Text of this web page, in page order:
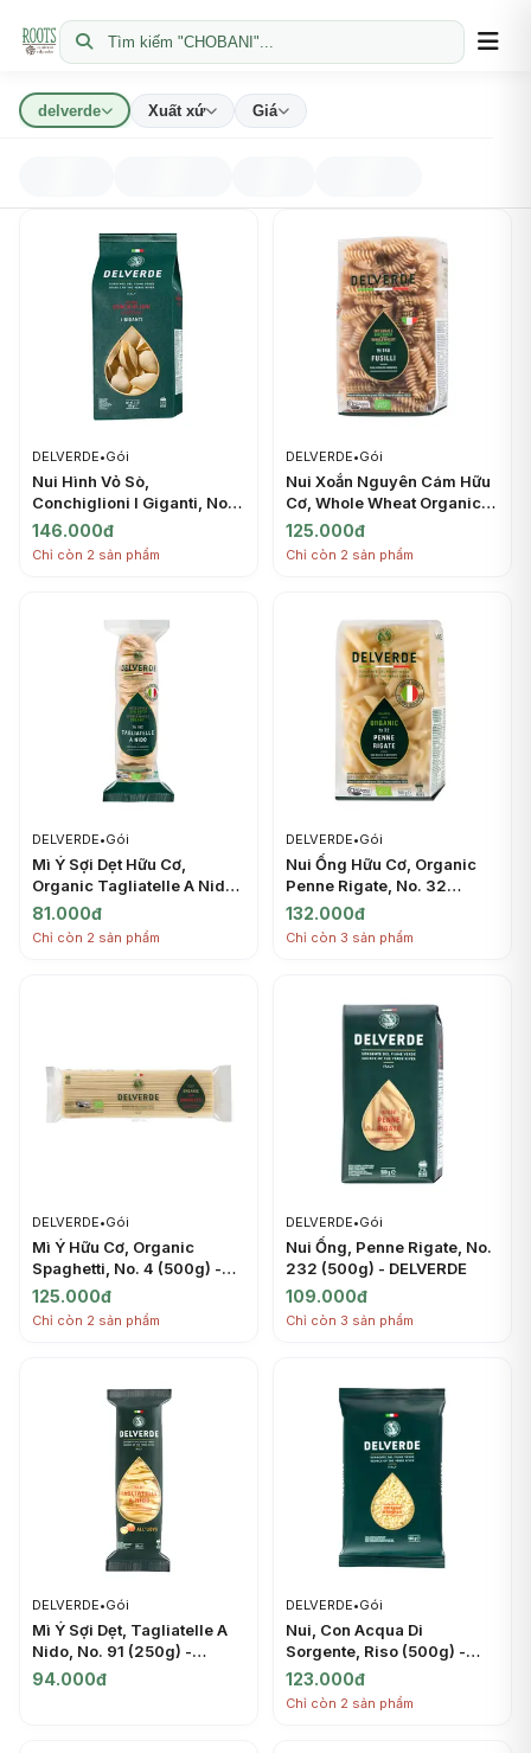
Tìm kiếm "CHOBANI"...
delverde Xuất xứ Giá
DELVERDE•Gói
Nui Hình Vỏ Sò,
Conchiglioni I Giganti, No.
240 (500g) - DELVERDE
146.000đ
Chỉ còn 2 sản phẩm
DELVERDE•Gói
Nui Xoắn Nguyên Cám Hữu
Cơ, Whole Wheat Organic
Fusilli, No. 146 (500g) -
DELVERDE
125.000đ
Chỉ còn 2 sản phẩm
DELVERDE•Gói
Mì Ý Sợi Dẹt Hữu Cơ,
Organic Tagliatelle A Nido,
No. 82 (250g) - DELVERDE
81.000đ
Chỉ còn 2 sản phẩm
DELVERDE•Gói
Nui Ống Hữu Cơ, Organic
Penne Rigate, No. 32
(500g) - DELVERDE
132.000đ
Chỉ còn 3 sản phẩm
DELVERDE•Gói
Mì Ý Hữu Cơ, Organic
Spaghetti, No. 4 (500g) -
DELVERDE
125.000đ
Chỉ còn 2 sản phẩm
DELVERDE•Gói
Nui Ống, Penne Rigate, No.
232 (500g) - DELVERDE
109.000đ
Chỉ còn 3 sản phẩm
DELVERDE•Gói
Mì Ý Sợi Dẹt, Tagliatelle A
Nido, No. 91 (250g) -
DELVERDE
94.000đ
DELVERDE•Gói
Nui, Con Acqua Di
Sorgente, Riso (500g) -
DELVERDE
123.000đ
Chỉ còn 2 sản phẩm